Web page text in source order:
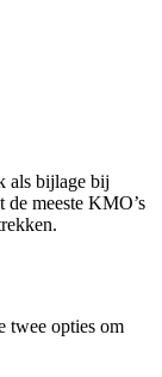
als bijlage bij
de meeste KMO’s
twee opties om